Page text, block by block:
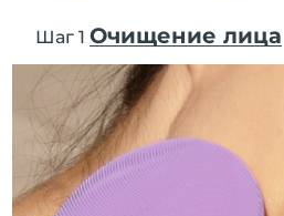
Шаг 1Очищение лица
о-в Мэн
Израиль
Италия